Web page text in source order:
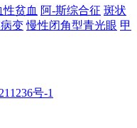
性贫血 阿-斯综合征 斑状
变 慢性闭角型青光眼 甲
号-1